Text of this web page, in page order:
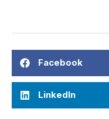
Facebook
LinkedIn